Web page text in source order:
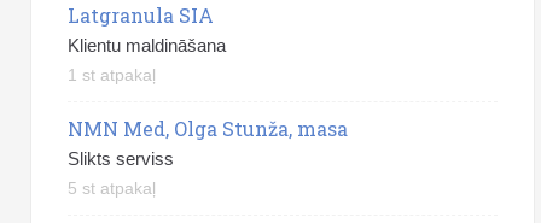
Latgranula SIA
Klientu maldināšana
1 st atpakaļ
NMN Med, Olga Stunža, masa
Slikts serviss
5 st atpakaļ